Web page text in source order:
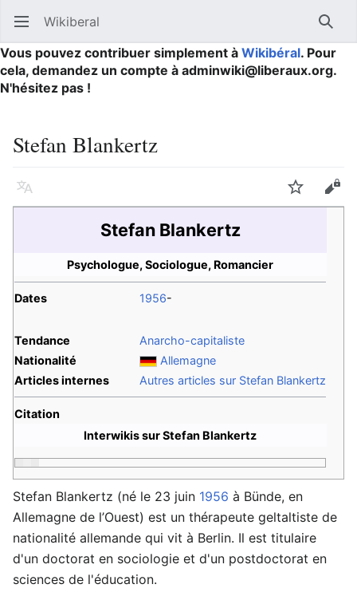
Ouvrir le menu principal Wikiberal
Vous pouvez contribuer simplement à Wikibéral. Pour
cela, demandez un compte à adminwiki@liberaux.org.
N'hésitez pas !
Stefan Blankertz
Langue Suivre
Stefan Blankertz
Psychologue, Sociologue, Romancier
Dates 1956-
Tendance
Anarcho-capitaliste
Nationalité
Allemagne
Articles internes
Autres articles sur Stefan Blankertz
Citation
Interwikis sur Stefan Blankertz
Stefan Blankertz (né le 23 juin 1956 à Bünde, en
Allemagne de l’Ouest) est un thérapeute geltaltiste de
nationalité allemande qui vit à Berlin. Il est titulaire
d'un doctorat en sociologie et d'un postdoctorat en
sciences de l'éducation.